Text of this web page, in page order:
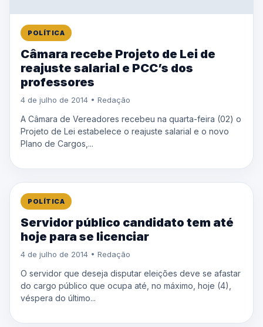
POLÍTICA
Câmara recebe Projeto de Lei de
reajuste salarial e PCC’s dos
professores
4 de julho de 2014 • Redação
A Câmara de Vereadores recebeu na quarta-feira (02) o
Projeto de Lei estabelece o reajuste salarial e o novo
Plano de Cargos,...
POLÍTICA
Servidor público candidato tem até
hoje para se licenciar
4 de julho de 2014 • Redação
O servidor que deseja disputar eleições deve se afastar
do cargo público que ocupa até, no máximo, hoje (4),
véspera do último...